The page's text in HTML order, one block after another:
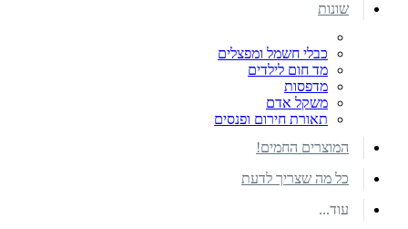
שונות
כבלי חשמל ומפצלים
מד חום לילדים
מדפסות
משקל אדם
תאורת חירום ופנסים
המוצרים החמים!
כל מה שצריך לדעת
עוד...